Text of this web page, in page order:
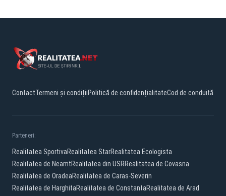
ContactTermeni și condițiiPolitică de confidențialitateCod de conduită
Parteneri:
Realitatea SportivaRealitatea StarRealitatea Ecologista
Realitatea de NeamtRealitatea din USRRealitatea de Covasna
Realitatea de OradeaRealitatea de Caras-Severin
Realitatea de HarghitaRealitatea de ConstantaRealitatea de Arad